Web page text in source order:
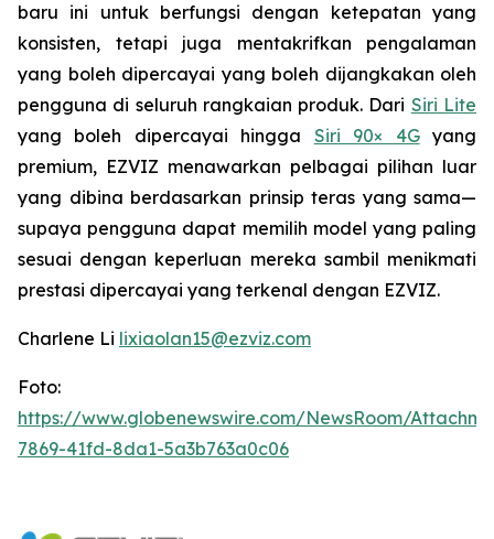
baru ini untuk berfungsi dengan ketepatan yang
konsisten, tetapi juga mentakrifkan pengalaman
yang boleh dipercayai yang boleh dijangkakan oleh
pengguna di seluruh rangkaian produk. Dari Siri Lite
yang boleh dipercayai hingga Siri 90× 4Gyang
premium, EZVIZ menawarkan pelbagai pilihan luar
yang dibina berdasarkan prinsip teras yang sama—
supaya pengguna dapat memilih model yang paling
sesuai dengan keperluan mereka sambil menikmati
prestasi dipercayai yang terkenal dengan EZVIZ.
Charlene Li lixiaolan15@ezviz.com
Foto:
https://www.globenewswire.com/NewsRoom/
7869-41fd-8da1-5a3b763a0c06